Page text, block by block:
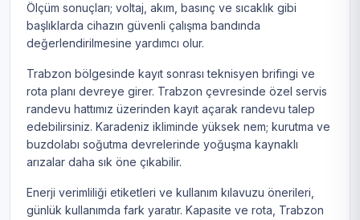
Ölçüm sonuçları; voltaj, akım, basınç ve sıcaklık gibi
başlıklarda cihazın güvenli çalışma bandında
değerlendirilmesine yardımcı olur.
Trabzon bölgesinde kayıt sonrası teknisyen brifingi ve
rota planı devreye girer. Trabzon çevresinde özel servis
randevu hattımız üzerinden kayıt açarak randevu talep
edebilirsiniz. Karadeniz ikliminde yüksek nem; kurutma ve
buzdolabı soğutma devrelerinde yoğuşma kaynaklı
arızalar daha sık öne çıkabilir.
Enerji verimliliği etiketleri ve kullanım kılavuzu önerileri,
günlük kullanımda fark yaratır. Kapasite ve rota, Trabzon